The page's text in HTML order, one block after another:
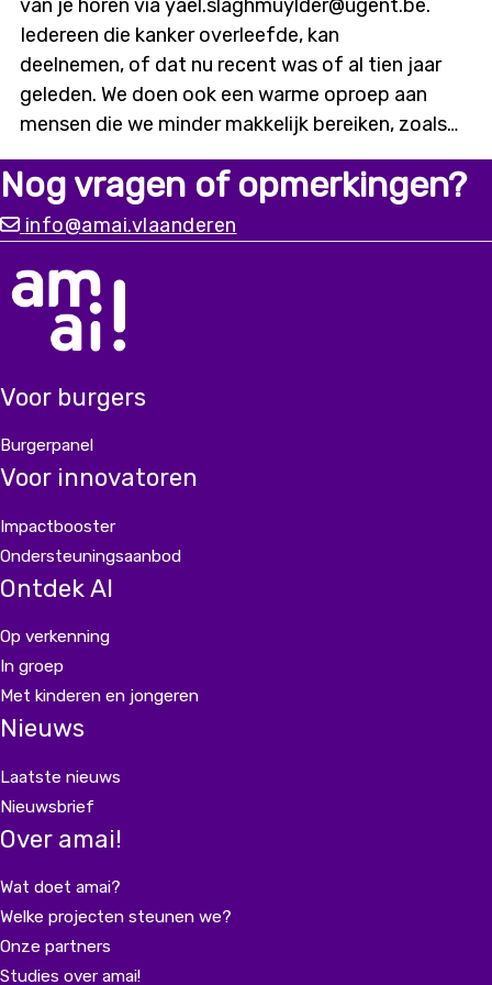
van je horen via yael.slaghmuylder@ugent.be.
Iedereen die kanker overleefde, kan
deelnemen, of dat nu recent was of al tien jaar
geleden. We doen ook een warme oproep aan
mensen die we minder makkelijk bereiken, zoals
digitaal kwetsbaren of mensen met een
migratieachtergrond. Alleen met input vanuit
diverse ervaringen kunnen we
een chatbot bouwen die er écht is voor iedereen.
Nog vragen of opmerkingen?
info@amai.vlaanderen
Voor burgers
Burgerpanel
Voor innovatoren
Impactbooster
Ondersteuningsaanbod
Ontdek AI
Op verkenning
In groep
Met kinderen en jongeren
Nieuws
Laatste nieuws
Nieuwsbrief
Over amai!
Wat doet amai?
Welke projecten steunen we?
Onze partners
Studies over amai!